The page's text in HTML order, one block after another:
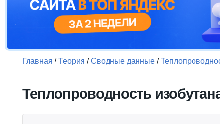
Главная /Теория /Сводные данные /
Теплопроводность